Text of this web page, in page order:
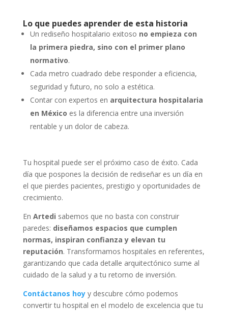
Lo que puedes aprender de esta historia
Un rediseño hospitalario exitoso no empieza con
la primera piedra, sino con el primer plano
normativo.
Cada metro cuadrado debe responder a eficiencia,
seguridad y futuro, no solo a estética.
Contar con expertos en arquitectura hospitalaria
en México es la diferencia entre una inversión
rentable y un dolor de cabeza.
Tu hospital puede ser el próximo caso de éxito. Cada
día que pospones la decisión de rediseñar es un día en
el que pierdes pacientes, prestigio y oportunidades de
crecimiento.
En Artedi sabemos que no basta con construir
paredes: diseñamos espacios que cumplen
normas, inspiran confianza y elevan tu
reputación. Transformamos hospitales en referentes,
garantizando que cada detalle arquitectónico sume al
cuidado de la salud y a tu retorno de inversión.
Contáctanos hoyy descubre cómo podemos
convertir tu hospital en el modelo de excelencia que tu